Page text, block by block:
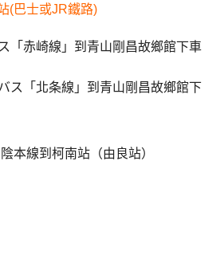
(巴士或JR鐵路)
「赤崎線」到青山剛昌故鄉館下車
ス「北条線」到青山剛昌故鄉館下
本線到柯南站（由良站）